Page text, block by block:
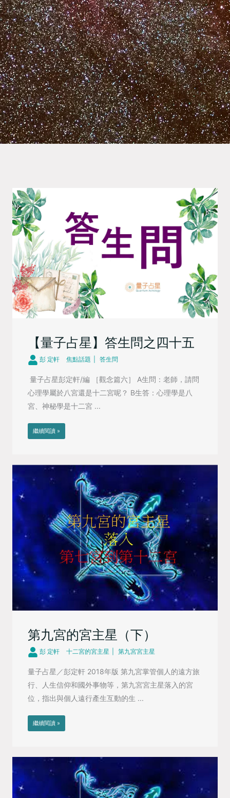
【量子占星】答生問之四十五
彭 定軒 焦點話題 答生問
量子占星彭定軒/編 ［觀念篇六］ A生問：老師，請問
心理學屬於八宮還是十二宮呢？ B生答：心理學是八
宮、神秘學是十二宮 ...
繼續閱讀 »
第九宮的宮主星（下）
彭 定軒 十二宮的宮主星 第九宮宮主星
量子占星／彭定軒 2018年版 第九宮掌管個人的遠方旅
行、人生信仰和國外事物等，第九宮宮主星落入的宮
位，指出與個人遠行產生互動的生 ...
繼續閱讀 »